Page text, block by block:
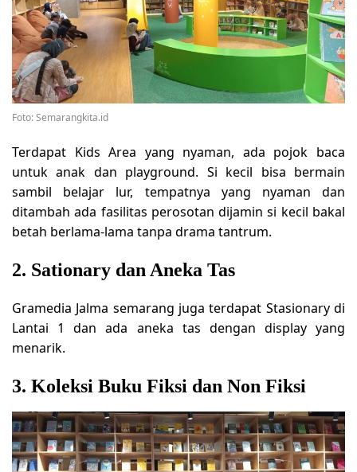
Foto: Semarangkita.id
Terdapat Kids Area yang nyaman, ada pojok baca
untuk anak dan playground. Si kecil bisa bermain
sambil belajar lur, tempatnya yang nyaman dan
ditambah ada fasilitas perosotan dijamin si kecil bakal
betah berlama-lama tanpa drama tantrum.
2. Sationary dan Aneka Tas
Gramedia Jalma semarang juga terdapat Stasionary di
Lantai 1 dan ada aneka tas dengan display yang
menarik.
3. Koleksi Buku Fiksi dan Non Fiksi